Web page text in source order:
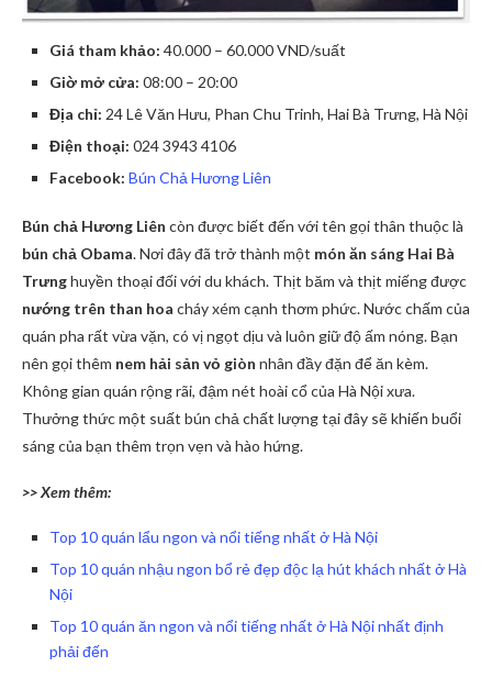
Giá tham khảo: 40.000 – 60.000 VND/suất
Giờ mở cửa: 08:00 – 20:00
Địa chỉ: 24 Lê Văn Hưu, Phan Chu Trinh, Hai Bà Trưng, Hà Nội
Điện thoại: 024 3943 4106
Facebook: Bún Chả Hương Liên
Bún chả Hương Liên còn được biết đến với tên gọi thân thuộc là
bún chả Obama. Nơi đây đã trở thành một món ăn sáng Hai Bà
Trưnghuyền thoại đối với du khách. Thịt băm và thịt miếng được
nướng trên than hoa cháy xém cạnh thơm phức. Nước chấm của
quán pha rất vừa vặn, có vị ngọt dịu và luôn giữ độ ấm nóng. Bạn
nên gọi thêm nem hải sản vỏ giòn nhân đầy đặn để ăn kèm.
Không gian quán rộng rãi, đậm nét hoài cổ của Hà Nội xưa.
Thưởng thức một suất bún chả chất lượng tại đây sẽ khiến buổi
sáng của bạn thêm trọn vẹn và hào hứng.
>> Xem thêm:
Top 10 quán lẩu ngon và nổi tiếng nhất ở Hà Nội
Top 10 quán nhậu ngon bổ rẻ đẹp độc lạ hút khách nhất ở Hà
Nội
Top 10 quán ăn ngon và nổi tiếng nhất ở Hà Nội nhất định
phải đến